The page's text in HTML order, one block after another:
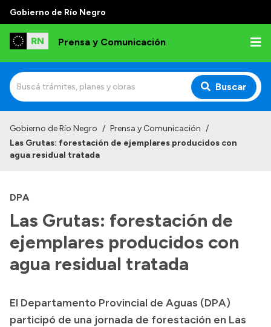
Gobierno de Río Negro
Prensa y Comunicación
Buscar
Institucional
Referentes de prensa
Archivo de noticias
Transparencia
Boletín Oficial
Gobierno de Río Negro / Prensa y Comunicación /
Las Grutas: forestación de ejemplares producidos con
agua residual tratada
DPA
Las Grutas: forestación de
ejemplares producidos con
agua residual tratada
El Departamento Provincial de Aguas (DPA)
participó de una jornada de forestación en Las